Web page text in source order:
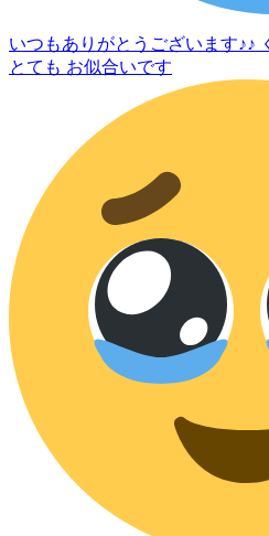
いつもありがとうございます♪♪
とても お似合いです